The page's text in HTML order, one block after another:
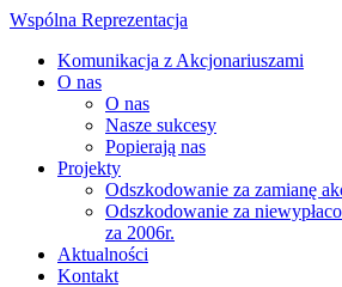
Wspólna Reprezentacja
Komunikacja z Akcjonariuszami
O nas
O nas
Nasze sukcesy
Popierają nas
Projekty
Odszkodowanie za zamianę
Odszkodowanie za
za 2006r.
Aktualności
Kontakt